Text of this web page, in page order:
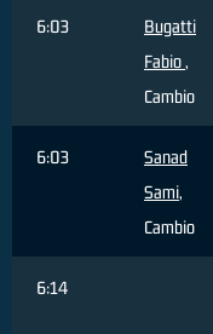
6:03
Bugatti
Fabio,
Cambio
6:03
Sanad
Sami,
Cambio
6:14